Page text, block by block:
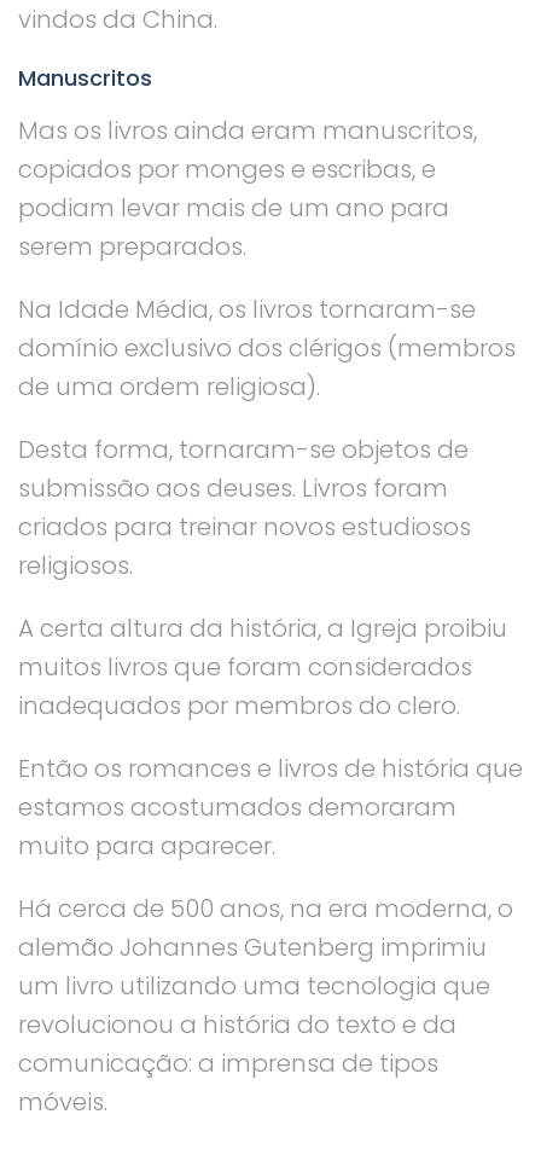
vindos da China.
Manuscritos
Mas os livros ainda eram manuscritos,
copiados por monges e escribas, e
podiam levar mais de um ano para
serem preparados.
Na Idade Média, os livros tornaram-se
domínio exclusivo dos clérigos (membros
de uma ordem religiosa).
Desta forma, tornaram-se objetos de
submissão aos deuses. Livros foram
criados para treinar novos estudiosos
religiosos.
A certa altura da história, a Igreja proibiu
muitos livros que foram considerados
inadequados por membros do clero.
Então os romances e livros de história que
estamos acostumados demoraram
muito para aparecer.
Há cerca de 500 anos, na era moderna, o
alemão Johannes Gutenberg imprimiu
um livro utilizando uma tecnologia que
revolucionou a história do texto e da
comunicação: a imprensa de tipos
móveis.